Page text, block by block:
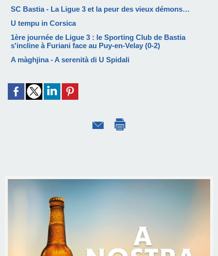
SC Bastia - La Ligue 3 et la peur des vieux démons…
U tempu in Corsica
1ère journée de Ligue 3 : le Sporting Club de Bastia
s'incline à Furiani face au Puy-en-Velay (0-2)
A màghjina - A serenità di U Spidali